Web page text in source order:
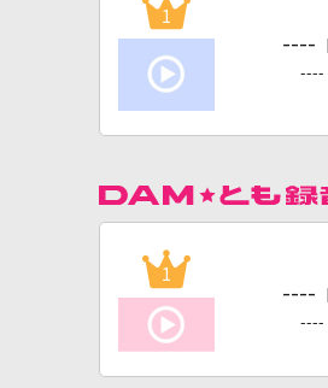
1
----
----
1
----
----